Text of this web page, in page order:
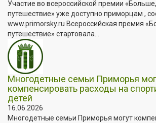
Участие во всероссийской премии
путешествие» уже доступно приморцам ,
www.primorsky.ru Всероссийская премия
путешествие» стартовала...
Многодетные семьи Приморья
компенсировать расходы на
детей
16.06.2026
Многодетные семьи Приморья могут